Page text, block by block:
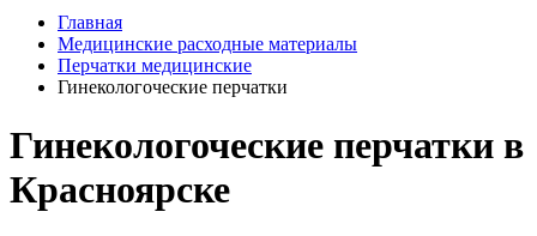
Главная
Медицинские расходные материалы
Перчатки медицинские
Гинекологоческие перчатки
Гинекологоческие перчатки в
Красноярске